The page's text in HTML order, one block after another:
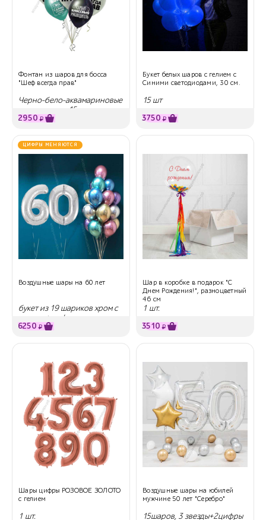
Фонтан из шаров для босса
"Шеф всегда прав"
Черно-бело-аквамариновые
с надписями, 15 шт
2950 ₽
Букет белых шаров с гелием с
Синими светодиодами, 30 см.
15 шт
3750 ₽
ЦИФРЫ МЕНЯЮТСЯ
Воздушные шары на 60 лет
букет из 19 шариков хром с
гелием + цифры
6250 ₽
Шар в коробке в подарок "С
Днем Рождения!", разноцветный
46 см
1 шт.
3510 ₽
Шары цифры РОЗОВОЕ ЗОЛОТО
с гелием
1 шт.
Воздушные шары на юбилей
мужчине 50 лет "Серебро"
15шаров, 3 звезды+2цифры